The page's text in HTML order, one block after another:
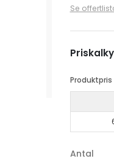
Se
Antal